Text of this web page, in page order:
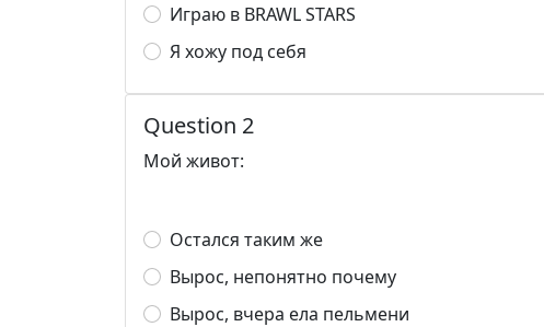
Играю в BRAWL STARS
Я хожу под себя
Question 2
Мой живот:
Остался таким же
Вырос, непонятно почему
Вырос, вчера ела пельмени